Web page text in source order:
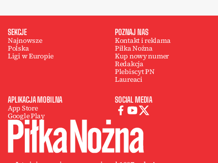
SEKCJE
Najnowsze
Polska
Ligi w Europie
POZNAJ NAS
Kontakt i reklama
Piłka Nożna
Kup nowy numer
Redakcja
Plebiscyt PN
Laureaci
APLIKACJA MOBILNA
App Store
Google Play
SOCIAL MEDIA